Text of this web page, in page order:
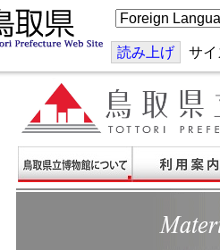
こ
の
ジ
を
翻
訳
す
る
読み上げ サ